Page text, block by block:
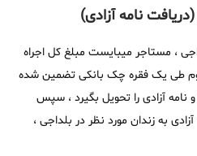
، مستاجر میبایست مبلغ کل اجراه
طی یک فقره چک بانکی تضمین شده
نامه آزادی را تحویل بگیرد ، سپس
آزادی به زندان مورد نظر در بلداجی ،